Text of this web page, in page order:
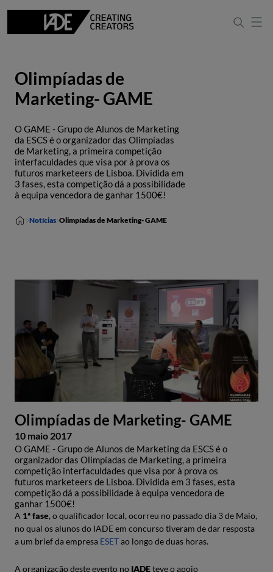
Olimpíadas de
Marketing- GAME
O GAME - Grupo de Alunos de Marketing
da ESCS é o organizador das Olimpíadas
de Marketing, a primeira competição
interfaculdades que visa por à prova os
futuros marketeers de Lisboa. Dividida em
3 fases, esta competição dá a possibilidade
à equipa vencedora de ganhar 1500€!
Notícias Olimpíadas de Marketing- GAME
Olimpíadas de Marketing- GAME
10 maio 2017
O GAME - Grupo de Alunos de Marketing da ESCS é o
organizador das Olimpíadas de Marketing, a primeira
competição interfaculdades que visa por à prova os
futuros marketeers de Lisboa. Dividida em 3 fases, esta
competição dá a possibilidade à equipa vencedora de
ganhar 1500€!
A 1ª fase, o qualificador local, ocorreu no passado dia 3 de Maio,
no qual os alunos do IADE em concurso tiveram de dar resposta
a um brief da empresa ESETao longo de duas horas.
A organização deste evento no IADEteve o apoio